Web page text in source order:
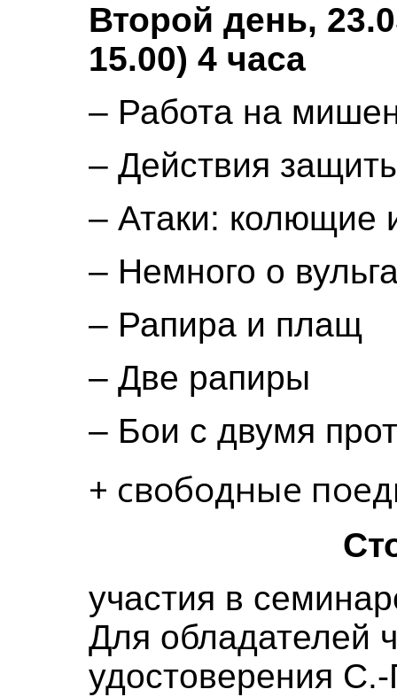
Второй день,
15.00) 4 часа
– Работа на
– Действия
– Атаки: колющие
– Немного о
– Рапира и плащ
– Две рапиры
– Бои с двумя
+ свободные
участия в
Для обладателей
удостоверения С.-